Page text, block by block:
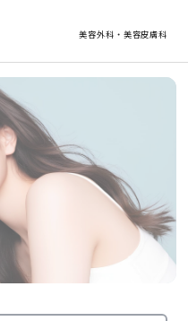
美容外科・美容皮膚科